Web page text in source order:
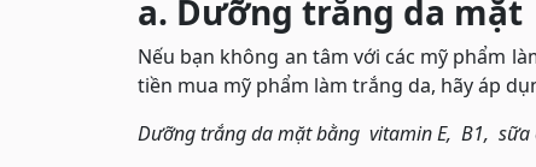
a. Dưỡng trắng da mặt
Nếu bạn không an tâm với các mỹ phẩm
tiền mua mỹ phẩm làm trắng da, hãy áp
Dưỡng trắng da mặt bằng vitamin E, B1, sữa